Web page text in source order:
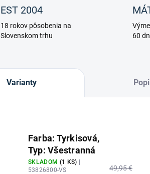
EST 2004
18 rokov pôsobenia na
Slovenskom trhu
60
Varianty
Farba: Tyrkisová,
Typ: Všestranná
SKLADOM (1 KS)
53826800-VS
49,95 €